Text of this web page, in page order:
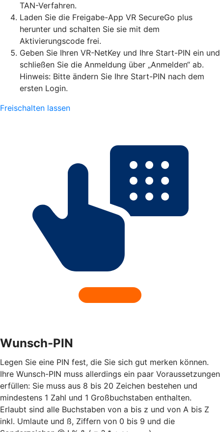
TAN-Verfahren.
Laden Sie die Freigabe-App VR SecureGo plus
herunter und schalten Sie sie mit dem
Aktivierungscode frei.
Geben Sie Ihren VR-NetKey und Ihre Start-PIN ein und
schließen Sie die Anmeldung über „Anmelden“ ab.
Hinweis: Bitte ändern Sie Ihre Start-PIN nach dem
ersten Login.
Freischalten lassen
Wunsch-PIN
Legen Sie eine PIN fest, die Sie sich gut merken können.
Ihre Wunsch-PIN muss allerdings ein paar Voraussetzungen
erfüllen: Sie muss aus 8 bis 20 Zeichen bestehen und
mindestens 1 Zahl und 1 Großbuchstaben enthalten.
Erlaubt sind alle Buchstaben von a bis z und von A bis Z
inkl. Umlaute und ß, Ziffern von 0 bis 9 und die